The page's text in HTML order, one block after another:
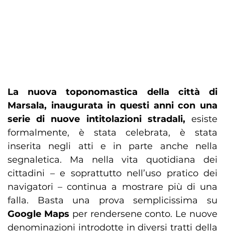
La nuova toponomastica della città di
Marsala, inaugurata in questi anni con una
serie di nuove intitolazioni stradali, esiste
formalmente, è stata celebrata, è stata
inserita negli atti e in parte anche nella
segnaletica. Ma nella vita quotidiana dei
cittadini – e soprattutto nell’uso pratico dei
navigatori – continua a mostrare più di una
falla. Basta una prova semplicissima su
Google Maps per rendersene conto. Le nuove
denominazioni introdotte in diversi tratti della